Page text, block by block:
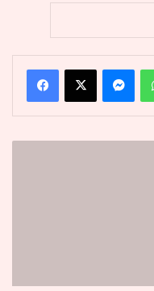
FacebookX
l’électricité